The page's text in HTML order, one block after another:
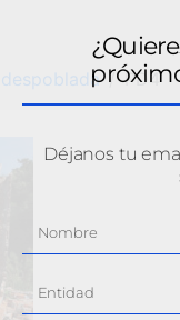
PD4
Déjanos tu